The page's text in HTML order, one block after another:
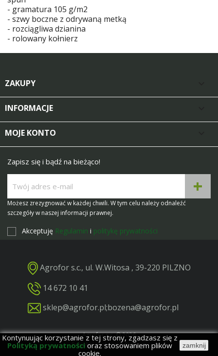
- gramatura 105 g/m2
- szwy boczne z odrywaną metką
- rozciągliwa dzianina
- rolowany kołnierz
ZAKUPY
INFORMACJE
MOJE KONTO
Kontynuując korzystanie z tej strony, zgadzasz się z
Polityką prywatności oraz stosowaniem plików
cookie.
zamknij
Zapisz się i bądź na bieżąco!
Możesz zrezygnować w każdej chwili. W tym celu należy odnaleźć
szczegóły w naszej informacji prawnej.
Akceptuję Regulamin i politykę prywatności
Agrofor s.c., ul. W.Witosa , 39-220 PILZNO
14 672 10 41
sklep@agrofor.pl;bozena@agrofor.pl
Agrofor s.c. © 2026
Projekt i realizacja: BigCom